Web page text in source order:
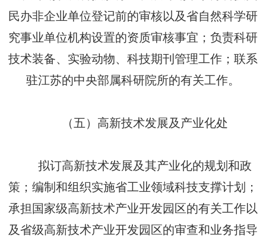
民办非企业单位登记前的审核以及省自然科学研
究事业单位机构设置的资质审核事宜；负责科研
技术装备、实验动物、科技期刊管理工作；联系
驻江苏的中央部属科研院所的有关工作。
（五）高新技术发展及产业化处
拟订高新技术发展及其产业化的规划和政
策；编制和组织实施省工业领域科技支撑计划；
承担国家级高新技术产业开发园区的有关工作以
及省级高新技术产业开发园区的审查和业务指导